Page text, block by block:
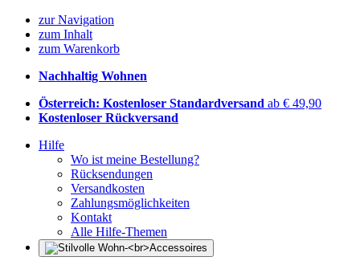
zur Navigation
zum Inhalt
zum Warenkorb
Nachhaltig Wohnen
Österreich: Kostenloser Standardversand ab € 49,90
Kostenloser Rückversand
Hilfe
Wo ist meine Bestellung?
Rücksendungen
Versandkosten
Zahlungsmöglichkeiten
Kontakt
Alle Hilfe-Themen